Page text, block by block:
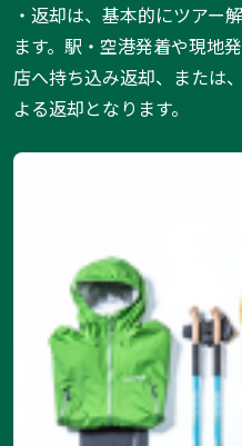
・返却は、基本的にツアー
ます。駅・空港発着や現地
店へ持ち込み返却、または
よる返却となります。